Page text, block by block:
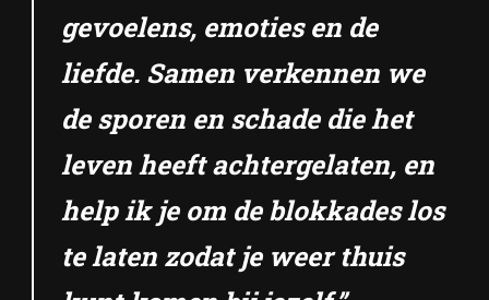
gevoelens, emoties en de
liefde. Samen verkennen we
de sporen en schade die het
leven heeft achtergelaten, en
help ik je om de blokkades los
te laten zodat je weer thuis